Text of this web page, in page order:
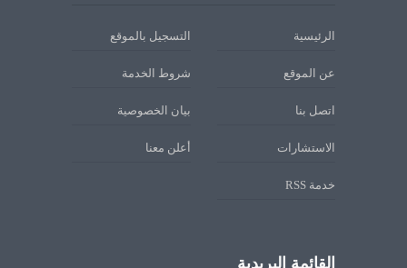
الرئيسية التسجيل بالموقع
عن الموقع شروط الخدمة
اتصل بنا بيان الخصوصية
الاستشارات أعلن معنا
خدمة RSS
القائمة البريدية